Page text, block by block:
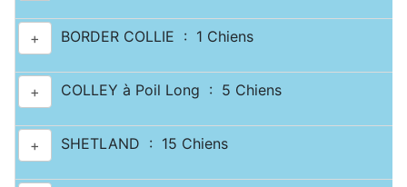
+ BORDER COLLIE : 1 Chiens
+ COLLEY à Poil Long : 5 Chiens
+ SHETLAND : 15 Chiens